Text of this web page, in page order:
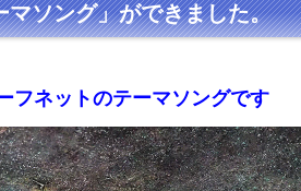
マソング」ができました。
フネットのテーマソングです